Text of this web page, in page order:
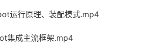
运行原理、装配模式.mp4
集成主流框架.mp4